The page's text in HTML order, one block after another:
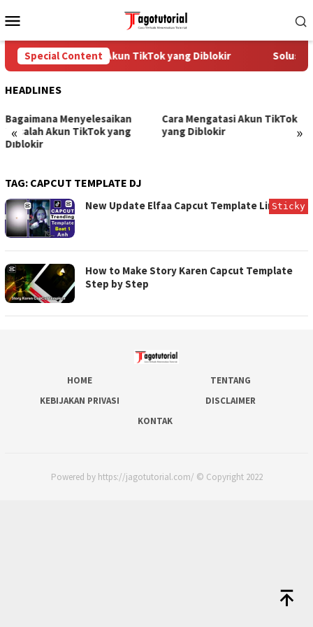
to
Menu
Special Content
Cara Mengatasi Akun TikTok yang Diblokir Solusi
HEADLINES
« »
Bagaimana Menyelesaikan
Masalah Akun TikTok yang
Diblokir
Cara Mengatasi Akun TikTok
yang Diblokir
TAG: CAPCUT TEMPLATE DJ
New Update Elfaa Capcut Template LinkSticky
How to Make Story Karen Capcut Template
Step by Step
HOME
TENTANG
KEBIJAKAN PRIVASI
DISCLAIMER
KONTAK
Powered by https://jagotutorial.com/ © Copyright 2022